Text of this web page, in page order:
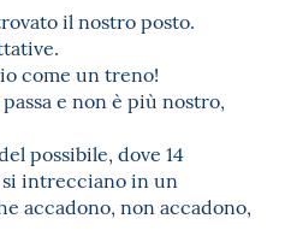
il nostro posto.
come un treno!
e non è più nostro,
possibile, dove 14
intrecciano in un
accadono, non accadono,